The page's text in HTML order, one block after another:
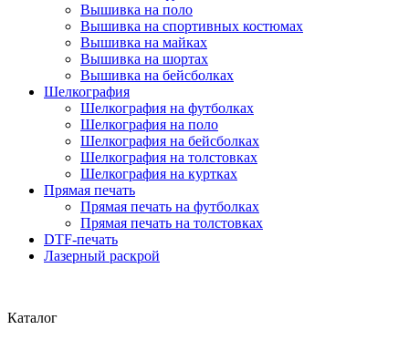
Вышивка на поло
Вышивка на спортивных костюмах
Вышивка на майках
Вышивка на шортах
Вышивка на бейсболках
Шелкография
Шелкография на футболках
Шелкография на поло
Шелкография на бейсболках
Шелкография на толстовках
Шелкография на куртках
Прямая печать
Прямая печать на футболках
Прямая печать на толстовках
DTF-печать
Лазерный раскрой
Каталог